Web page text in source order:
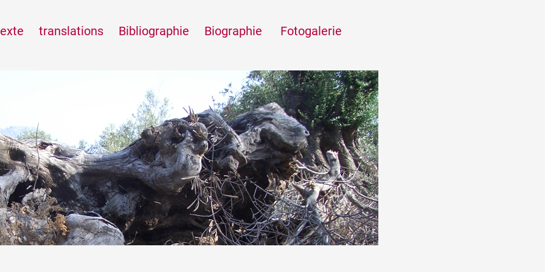
translations Bibliographie Biographie Fotogalerie